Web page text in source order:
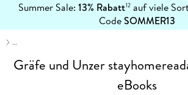
Summer Sale: 13% Rabatt12auf viele
CodeSOMMER13
erfahren
…
Gräfe und Unzer
eBooks